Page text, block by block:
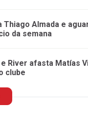
Thiago Almada e
da semana
River afasta Matías
clube